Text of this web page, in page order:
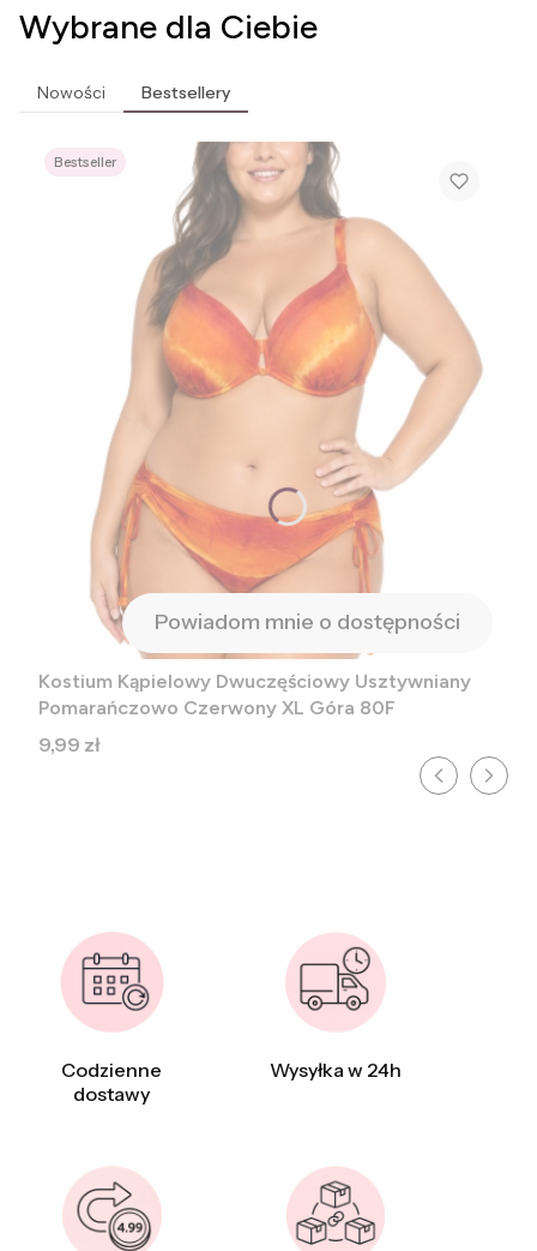
Wybrane dla Ciebie
Nowości Bestsellery
Bestseller
Powiadom mnie o dostępności
Kostium Kąpielowy Dwuczęściowy Usztywniany
Pomarańczowo Czerwony XL Góra 80F
Cena
9,99 zł
Codzienne
dostawy
Wysyłka w 24h